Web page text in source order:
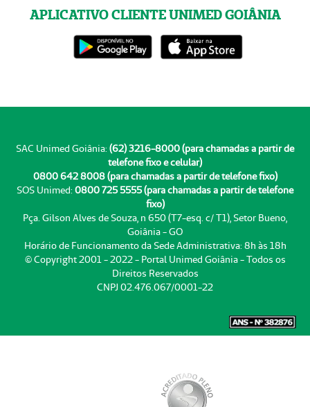
APLICATIVO CLIENTE UNIMED GOIÂNIA
SAC Unimed Goiânia: (62) 3216-8000 (para chamadas a partir de
telefone fixo e celular)
0800 642 8008 (para chamadas a partir de telefone fixo)
SOS Unimed: 0800 725 5555 (para chamadas a partir de telefone
fixo)
Pça. Gilson Alves de Souza, n 650 (T7-esq. c/ T1), Setor Bueno,
Goiânia - GO
Horário de Funcionamento da Sede Administrativa: 8h às 18h
© Copyright 2001 - 2022 - Portal Unimed Goiânia - Todos os
Direitos Reservados
CNPJ 02.476.067/0001-22